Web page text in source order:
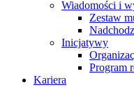
Wiadomości i
Zestaw
Inicjatywy
Program
Kariera